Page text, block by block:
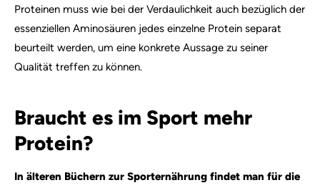
Proteinen muss wie bei der Verdaulichkeit auch bezüglich der
essenziellen Aminosäuren jedes einzelne Protein separat
beurteilt werden, um eine konkrete Aussage zu seiner
Qualität treffen zu können.
Braucht es im Sport mehr
Protein?
In älteren Büchern zur Sporternährung findet man für die